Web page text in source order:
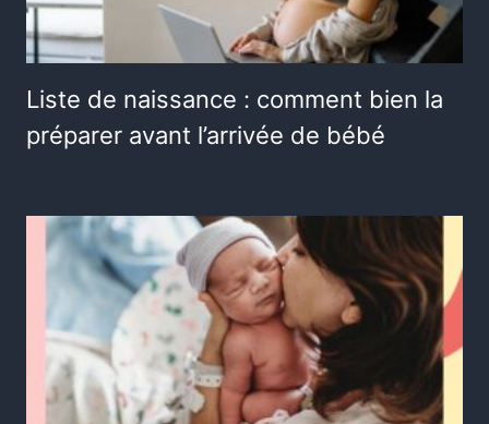
Liste de naissance : comment bien la
préparer avant l’arrivée de bébé